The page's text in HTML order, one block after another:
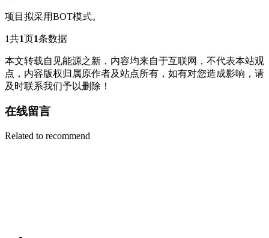
项目拟采用BOT模式。
1共1页1条数据
本文转载自见能源之新，内容均来自于互联网，不代表本站观
点，内容版权归属原作者及站点所有，如有对您造成影响，请
及时联系我们予以删除！
在线留言
Related to recommend